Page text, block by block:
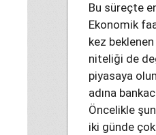
Bu süreçte
Ekonomik
kez
niteliği de
piyasaya
adına
Öncelikle
iki günde